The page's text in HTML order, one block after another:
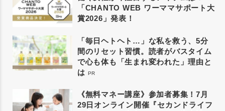
「CHANTO WEB ワーママサポート大
賞2026」発表！
「毎日ヘトヘト…」な私を救う、5分
間のリセット習慣。読者がバスタイム
で心も体も「生まれ変われた」理由と
は PR
《無料マネー講座》参加者募集！7月
29日オンライン開催『セカンドライフ